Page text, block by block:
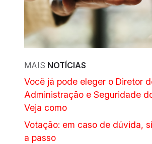
MAIS NOTÍCIAS
Você já pode eleger o Diretor
Administração e Seguridade do
Veja como
Votação: em caso de dúvida,
a passo